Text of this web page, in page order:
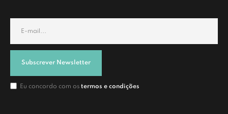
Subscrever Newsletter
Eu concordo com os termos e condições